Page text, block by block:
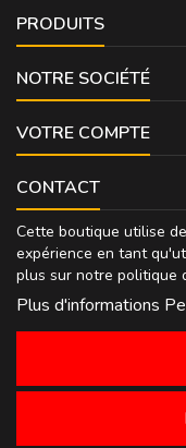
PRODUITS
NOTRE SOCIÉTÉ
VOTRE COMPTE
CONTACT
Cette boutique utilise
expérience en tant
plus sur notre politique
Plus d'informations